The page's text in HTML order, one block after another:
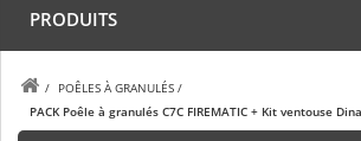
PRODUITS
/ POÊLES À GRANULÉS /
PACK Poêle à granulés C7C FIREMATIC + Kit ventouse